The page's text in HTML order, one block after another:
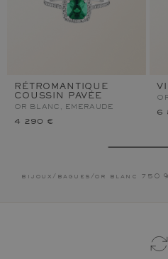
RÉTROMANTIQUE
COUSSIN PAVÉE
OR BLANC, EMERAUDE
4 290 €
6
bijoux / bagues / or blanc 750